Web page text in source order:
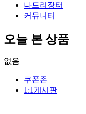
나드리장터
커뮤니티
오늘 본 상품
없음
쿠폰존
1:1게시판